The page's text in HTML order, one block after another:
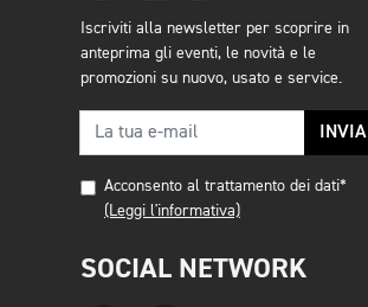
Iscriviti alla newsletter per scoprire in
anteprima gli eventi, le novità e le
promozioni su nuovo, usato e service.
INVIA
Acconsento al trattamento dei dati*
(Leggi l'informativa)
SOCIAL NETWORK